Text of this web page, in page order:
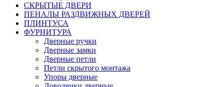
СКРЫТЫЕ ДВЕРИ
ПЕНАЛЫ РАЗДВИЖНЫХ ДВЕРЕЙ
ПЛИНТУСА
ФУРНИТУРА
Дверные ручки
Дверные замки
Дверные петли
Петли скрытого монтажа
Упоры дверные